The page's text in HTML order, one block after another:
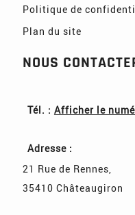
Politique de
Plan du site
NOUS
Tél. : Afficher le
Adresse :
21 Rue de Rennes
35410 Châteaugiron